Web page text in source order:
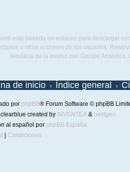
está basada en enlaces para descargar
u otras acciones de los usuarios.
temática de la misma con Google
de inicio Índice general
por phpBB® Forum Software © phpBB
created by INVENTEA& nextgen
al español por phpBB España
Condiciones